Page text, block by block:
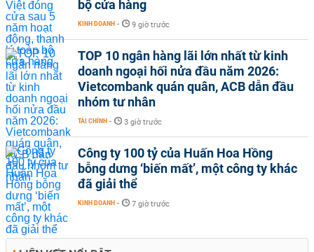
bộ cửa hàng
KINH DOANH - 9 giờ trước
TOP 10 ngân hàng lãi lớn nhất từ kinh
doanh ngoại hối nửa đầu năm 2026:
Vietcombank quán quân, ACB dẫn đầu
nhóm tư nhân
TÀI CHÍNH - 3 giờ trước
Công ty 100 tỷ của Huấn Hoa Hồng
bỗng dưng ‘biến mất’, một công ty khác
đã giải thể
KINH DOANH - 7 giờ trước